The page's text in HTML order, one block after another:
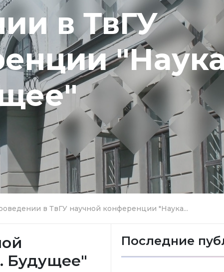
в ТвГУ
в ТвГУ научной конференции "Наука...
Будущее"
Последние